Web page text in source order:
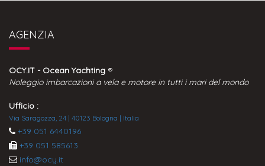
AGENZIA
OCY.IT - Ocean Yachting ®
Noleggio imbarcazioni a vela e motore in tutti i mari del mondo
Ufficio :
Via Saragozza, 24 | 40123 Bologna | Italia
+39 051 6440196
+39 051 585613
info@ocy.it